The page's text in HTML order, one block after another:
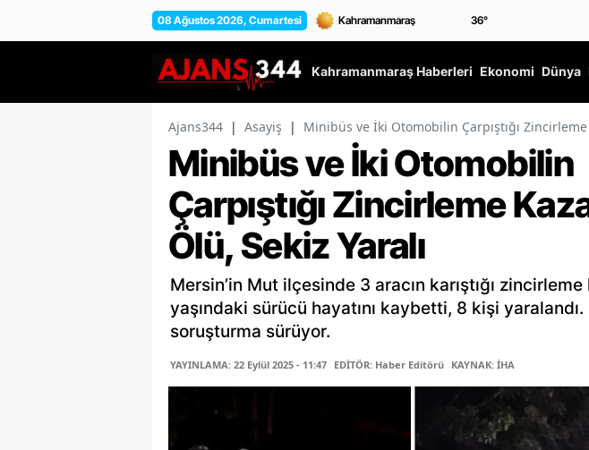
08 Ağustos 2026, Cumartesi 36°
Kahramanmaraş Haberleri Ekonomi Dünya
Ajans344 | Asayiş | Minibüs ve İki Otomobilin Çarpıştığı Zincirleme
Minibüs ve İki Otomobilin
Çarpıştığı Zincirleme
Ölü, Sekiz Yaralı
Mersin’in Mut ilçesinde 3 aracın karıştığı
yaşındaki sürücü hayatını kaybetti, 8 kişi
soruşturma sürüyor.
YAYINLAMA: 22 Eylül 2025 - 11:47 EDİTÖR: Haber Editörü KAYNAK: İHA